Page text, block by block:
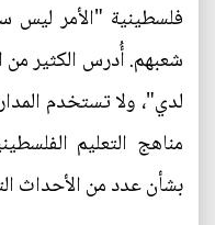
فلسطينية "الأمر ليس
شعبهم. أُدرس الكثير من
لدي"، ولا تستخدم
مناهج التعليم
بشأن عدد من الأحداث